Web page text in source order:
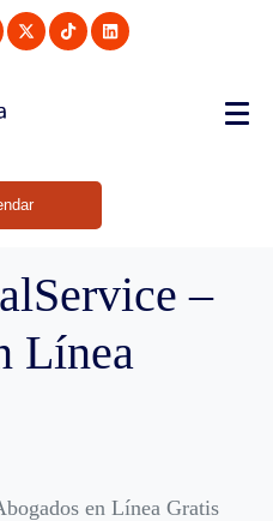
–
Línea
en Línea Gratis